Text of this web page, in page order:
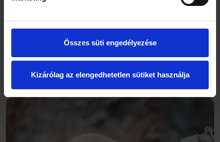
Összes süti engedélyezése
Kizárólag az elengedhetetlen sütiket használja
a Kutyabarát.hu és a Kutyabarát Balatoni Élménykalauz
izgalmas napok várhatnak ránk a Balatonon, a szolgáltató
szektor már felkészült a kutyásokra és a kutyákra”
megfelelő eszközökkel és védekezéssel meg lehet állítani.